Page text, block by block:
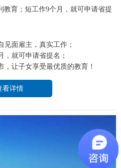
教育；短工作9个月，就可申请省提
见面雇主，真实工作；
，就可申请省提名；
让子女享受最优质的教育！
看详情